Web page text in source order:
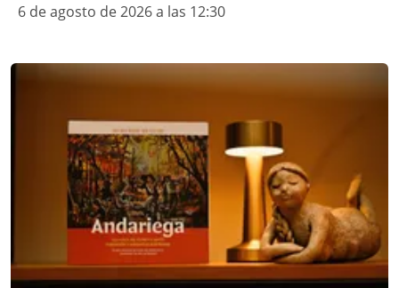
6 de agosto de 2026 a las 12:30